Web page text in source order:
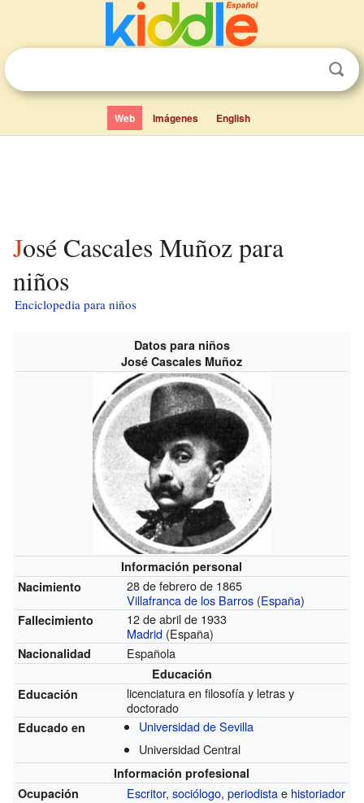
Web Imágenes English
José Cascales Muñoz para
niños
Enciclopedia para niños
Datos para niños
José Cascales Muñoz
Información personal
Nacimiento
28 de febrero de 1865
Villafranca de los Barros (España)
Fallecimiento
12 de abril de 1933
Madrid (España)
Nacionalidad Española
Educación
Educación
licenciatura en filosofía y letras y
doctorado
Educado en
Universidad de Sevilla
Universidad Central
Información profesional
Ocupación
Escritor,sociólogo,periodistae historiador